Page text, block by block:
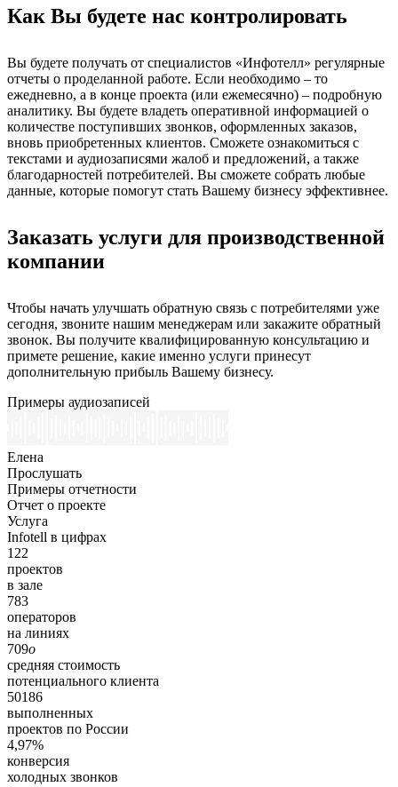
Как Вы будете нас контролировать
Вы будете получать от специалистов «Инфотелл» регулярные
отчеты о проделанной работе. Если необходимо – то
ежедневно, а в конце проекта (или ежемесячно) – подробную
аналитику. Вы будете владеть оперативной информацией о
количестве поступивших звонков, оформленных заказов,
вновь приобретенных клиентов. Сможете ознакомиться с
текстами и аудиозаписями жалоб и предложений, а также
благодарностей потребителей. Вы сможете собрать любые
данные, которые помогут стать Вашему бизнесу эффективнее.
Заказать услуги для производственной
компании
Чтобы начать улучшать обратную связь с потребителями уже
сегодня, звоните нашим менеджерам или закажите обратный
звонок. Вы получите квалифицированную консультацию и
примете решение, какие именно услуги принесут
дополнительную прибыль Вашему бизнесу.
Примеры аудиозаписей
Елена
Прослушать
Примеры отчетности
Отчет о проекте
Услуга
Infotell в цифрах
122
проектов
в зале
783
операторов
на линиях
709o
средняя стоимость
потенциального клиента
50186
выполненных
проектов по России
4,97%
конверсия
холодных звонков